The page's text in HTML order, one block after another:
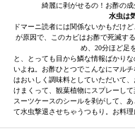
綺麗に剥がせるの！お酢の
水虫は
ドマーニ読者には関係ないかもだけ
が原因で、このカビはお酢で死滅す
め、20分ほど足
と、とっても目から鱗な情報ばかり
いよね。お酢ひとつでこんなにマル
はおいしく調味料としていただいて
けまくって、観葉植物にスプレーし
スーツケースのシールを剥がして、
て水虫撃退させちゃうつもり。お料